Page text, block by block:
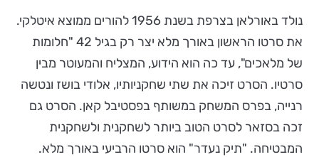
נולד באורלאן בצרפת בשנת 1956 להורים ממוצא איטלקי.
את סרטו הראשון באורך מלא יצר רק בגיל 42 "חלומות
של מלאכים", עד כה הוא הידוע, המצליח והמעוטר מבין
סרטיו. הסרט זיכה את שתי שחקניותיו, אלודי בושז ונטשה
רנייה, בפרס המשחק במשותף בפסטיבל קאן. הסרט גם
זכה בסזאר לסרט הטוב ביותר לשחקנית ולשחקנית
המבטיחה. "תיק נעדר" הוא סרטו הרביעי באורך מלא.